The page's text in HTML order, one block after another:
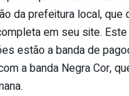
da prefeitura local, que
em seu site.
estão a banda de
a banda Negra Cor,